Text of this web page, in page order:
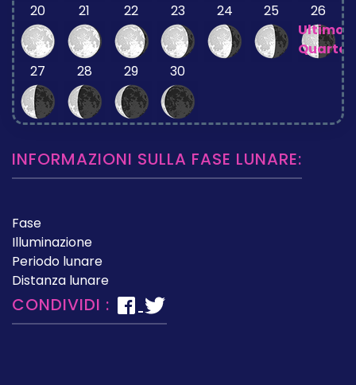
20 21 22 23 24 25
26
Ultimo
Quarto
27
28 29 30
INFORMAZIONI SULLA FASE LUNARE:
Fase
Illuminazione
Periodo lunare
Distanza lunare
CONDIVIDI :